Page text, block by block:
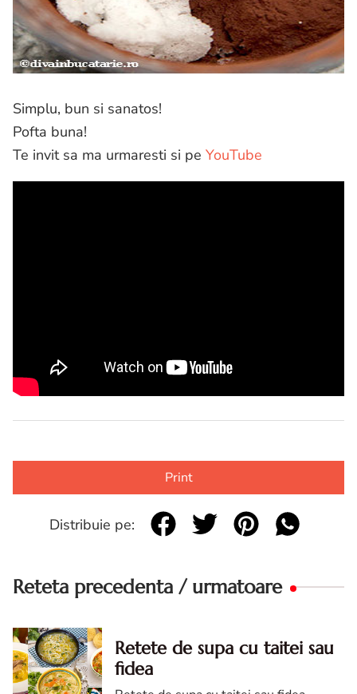
Simplu, bun si sanatos!
Pofta buna!
Te invit sa ma urmaresti si pe YouTube
Print
Distribuie pe:
Reteta precedenta / urmatoare
Retete de supa cu taitei sau
fidea